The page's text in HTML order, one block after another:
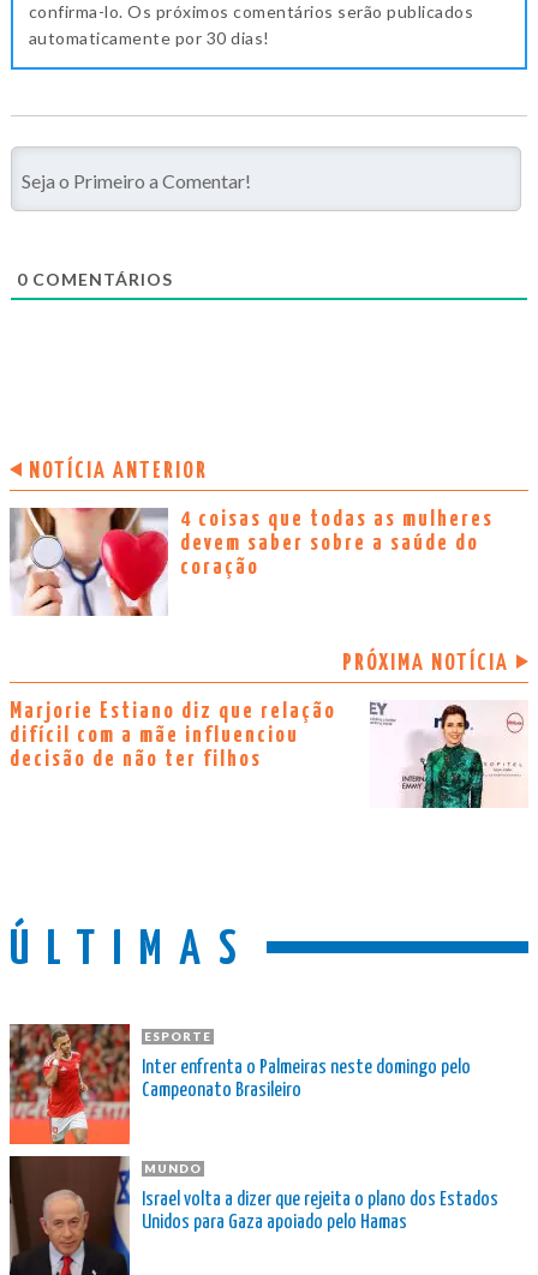
confirma-lo. Os próximos comentários serão publicados
automaticamente por 30 dias!
0 COMENTÁRIOS
NOTÍCIA ANTERIOR
4 coisas que todas as mulheres
devem saber sobre a saúde do
coração
PRÓXIMA NOTÍCIA
Marjorie Estiano diz que relação
difícil com a mãe influenciou
decisão de não ter filhos
ÚLTIMAS
ESPORTE
Inter enfrenta o Palmeiras neste domingo pelo
Campeonato Brasileiro
MUNDO
Israel volta a dizer que rejeita o plano dos Estados
Unidos para Gaza apoiado pelo Hamas